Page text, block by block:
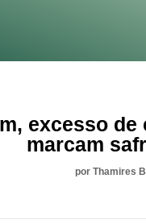
excesso
marcam
por Thamires